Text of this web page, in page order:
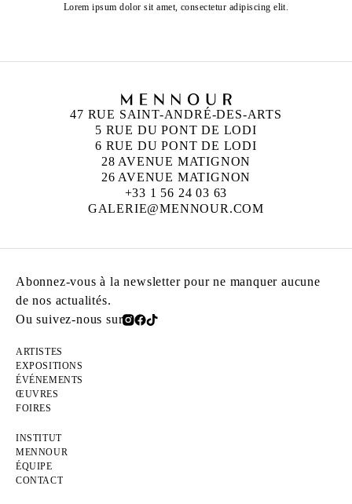
Lorem ipsum dolor sit amet, consectetur adipiscing elit.
47 RUE SAINT-ANDRÉ-DES-ARTS
5 RUE DU PONT DE LODI
6 RUE DU PONT DE LODI
28 AVENUE MATIGNON
26 AVENUE MATIGNON
+33 1 56 24 03 63
GALERIE@MENNOUR.COM
Abonnez-vous à la newsletter pour ne manquer aucune
de nos actualités.
Ou suivez-nous sur
ARTISTES
EXPOSITIONS
ÉVÉNEMENTS
ŒUVRES
FOIRES
INSTITUT
MENNOUR
ÉQUIPE
CONTACT